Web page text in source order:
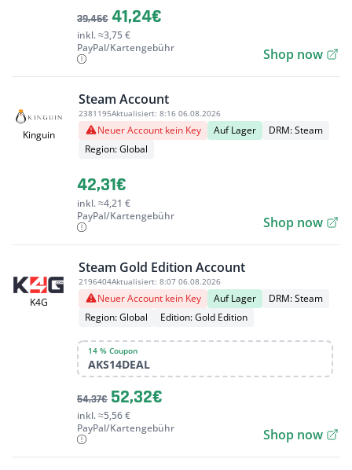
39,46€ 41,24€
inkl. ≈3,75 €
PayPal/Kartengebühr
Shop now
Kinguin
Steam Account
2381195Aktualisiert: 8:16 06.08.2026
Neuer Account kein Key Auf Lager
DRM: Steam
Region: Global
42,31€
inkl. ≈4,21 €
PayPal/Kartengebühr
Shop now
K4G
Steam Gold Edition Account
2196404Aktualisiert: 8:07 06.08.2026
Neuer Account kein Key Auf Lager
DRM: Steam
Region: Global
Edition: Gold Edition
14 % Coupon
AKS14DEAL
54,37€ 52,32€
inkl. ≈5,56 €
PayPal/Kartengebühr
Shop now